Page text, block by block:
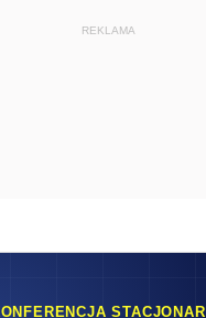
REKLAMA